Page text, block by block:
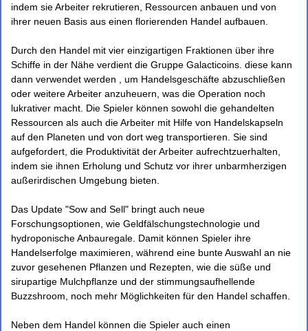
indem sie Arbeiter rekrutieren, Ressourcen anbauen und von
ihrer neuen Basis aus einen florierenden Handel aufbauen.
Durch den Handel mit vier einzigartigen Fraktionen über ihre
Schiffe in der Nähe verdient die Gruppe Galacticoins. diese kann
dann verwendet werden , um Handelsgeschäfte abzuschließen
oder weitere Arbeiter anzuheuern, was die Operation noch
lukrativer macht. Die Spieler können sowohl die gehandelten
Ressourcen als auch die Arbeiter mit Hilfe von Handelskapseln
auf den Planeten und von dort weg transportieren. Sie sind
aufgefordert, die Produktivität der Arbeiter aufrechtzuerhalten,
indem sie ihnen Erholung und Schutz vor ihrer unbarmherzigen
außerirdischen Umgebung bieten.
Das Update "Sow and Sell" bringt auch neue
Forschungsoptionen, wie Geldfälschungstechnologie und
hydroponische Anbauregale. Damit können Spieler ihre
Handelserfolge maximieren, während eine bunte Auswahl an nie
zuvor gesehenen Pflanzen und Rezepten, wie die süße und
sirupartige Mulchpflanze und der stimmungsaufhellende
Buzzshroom, noch mehr Möglichkeiten für den Handel schaffen.
Neben dem Handel können die Spieler auch einen